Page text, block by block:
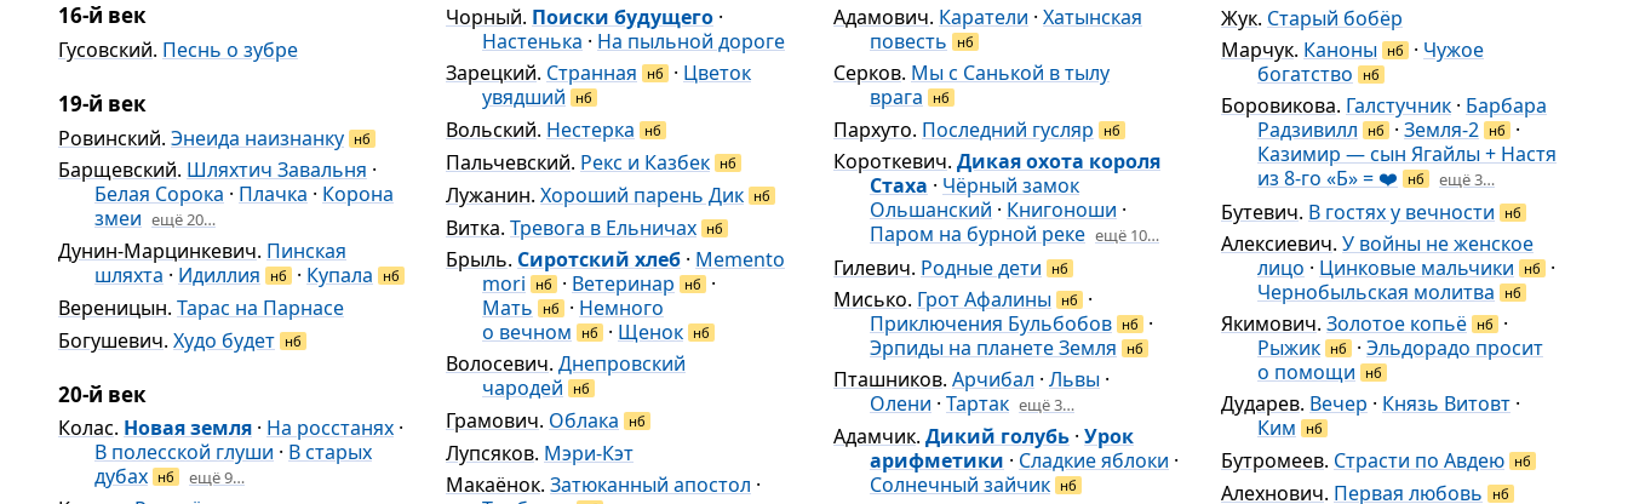
16-й век
Гусовский. Песнь о зубре
19-й век
Ровинский. Энеида наизнанку нб
Барщевский. Шляхтич Завальня ·
Белая Сорока · Плачка · Корона
змеи ещё 20…
Дунин-Марцинкевич. Пинская
шляхта · Идиллия нб · Купала нб
Вереницын. Тарас на Парнасе
Богушевич. Худо будет нб
20-й век
Колас. Новая земля · На росстанях ·
В полесской глуши · В старых
дубах нб ещё 9…
Чорный. Поиски будущего ·
Настенька · На пыльной дороге
Зарецкий. Странная нб · Цветок
увядший
нб
Вольский. Нестерка нб
Пальчевский. Рекс и Казбек нб
Лужанин. Хороший парень Дик нб
Витка. Тревога в Ельничах нб
Брыль. Сиротский хлеб · Memento
mori
нб · Ветеринар нб
·
Мать
нб · Немного
о вечном
нб · Щенок нб
Волосевич. Днепровский
чародей
нб
Грамович. Облака нб
Лупсяков. Мэри-Кэт
Макаёнок. Затюканный апостол ·
Адамович. Каратели · Хатынская
повесть
нб
Серков. Мы с Санькой в тылу
врага
нб
Пархуто. Последний гусляр нб
Короткевич. Дикая охота короля
Стаха · Чёрный замок
Ольшанский · Книгоноши ·
Паром на бурной реке ещё 10…
Гилевич. Родные дети нб
Мисько. Грот Афалины нб
·
Приключения Бульбобов нб
·
Эрпиды на планете Земля
нб
Пташников. Арчибал · Львы ·
Олени · Тартак ещё 3…
Адамчик. Дикий голубь · Урок
арифметики · Сладкие яблоки ·
Солнечный зайчик нб
Жук. Старый бобёр
Марчук. Каноны нб · Чужое
богатство
нб
Боровикова. Галстучник · Барбара
Радзивилл
нб · Земля-2 нб
·
Казимир — сын Ягайлы + Настя
из 8-го «Б» = ❤️
нб ещё 3…
Бутевич. В гостях у вечности нб
Алексиевич. У войны не женское
лицо · Цинковые мальчики нб
·
Чернобыльская молитва
нб
Якимович. Золотое копьё нб
·
Рыжик нб · Эльдорадо просит
о помощи
нб
Дударев. Вечер · Князь Витовт ·
Ким
нб
Бутромеев. Страсти по Авдею нб
Алехнович. Первая любовь нб